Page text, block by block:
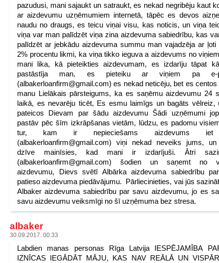
pazudusi, mani sajaukt un satraukt, es nekad negribēju kaut
ar aizdevumu uzņēmumiem internetā, tāpēc es devos
naudu no draugs, es teicu viņai visu, kas noticis, un viņa
viņa var man palīdzēt viņa zina aizdevuma sabiedrību, kas
palīdzēt ar jebkādu aizdevuma summu man vajadzēja ar ļoti
2% procentu likmi, ka viņa tikko ieguva a aizdevums no
mani lika, kā pieteikties aizdevumam, es izdarīju tāpat
pastāstīja man, es pieteiku ar viņiem pa e-
(albakerloanfirm@gmail.com) es nekad neticēju, bet es
manu Lielākais pārsteigums, ka es saņēmu aizdevumu 24
laikā, es nevarēju ticēt, Es esmu laimīgs un bagāts vēlreiz,
pateicos Dievam par šādu aizdevumu Šādi uzņēmumi
pastāv pēc šīm izkrāpšanas vietām, lūdzu, es padomu
tur, kam ir nepieciešams aizdevums
(albakerloanfirm@gmail.com) viņi nekad neveiks jums,
dzīve mainīsies, kad mani ir izdarījuši. Ātri
(albakerloanfirm@gmail.com) šodien un saņemt no
aizdevumu, Dievs svētī Albārka aizdevuma sabiedrību
patieso aizdevuma piedāvājumu. Pārliecinieties, vai jūs
Albaker aizdevuma sabiedrību par savu aizdevumu, jo es
savu aizdevumu veiksmīgi no šī uzņēmuma bez stresa.
albaker
30.09.2017. 00:33
Labdien manas personas Rīga Latvija IESPĒJAMĪBA
IZNĪCAS IEGĀDĀT MĀJU, KAS NAV REĀLĀ UN